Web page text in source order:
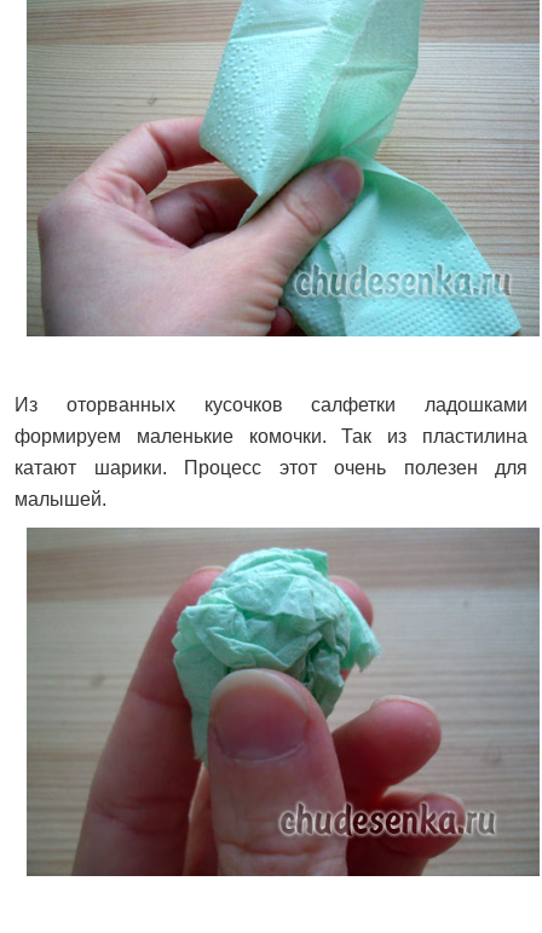
Из оторванных кусочков салфетки ладошками
формируем маленькие комочки. Так из пластилина
катают шарики. Процесс этот очень полезен для
малышей.